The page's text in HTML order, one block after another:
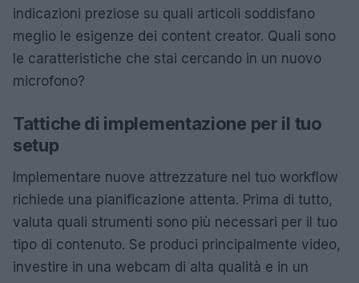
indicazioni preziose su quali articoli soddisfano
meglio le esigenze dei content creator. Quali sono
le caratteristiche che stai cercando in un nuovo
microfono?
Tattiche di implementazione per il tuo
setup
Implementare nuove attrezzature nel tuo workflow
richiede una pianificazione attenta. Prima di tutto,
valuta quali strumenti sono più necessari per il tuo
tipo di contenuto. Se produci principalmente video,
investire in una webcam di alta qualità e in un